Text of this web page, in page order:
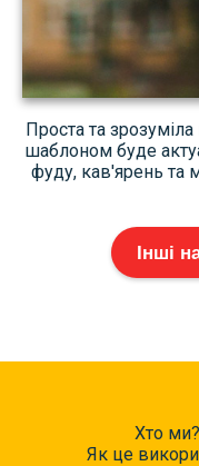
Проста та
шаблоном буде
фуду, кав'ярень та
Інші
Хто
Як це